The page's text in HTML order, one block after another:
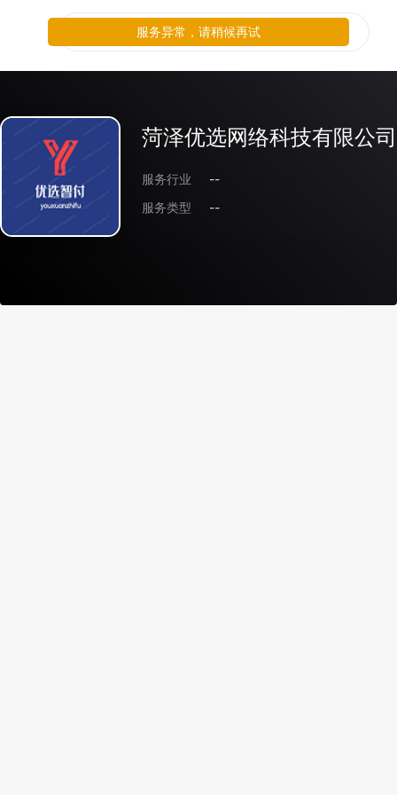
菏泽优选网络科技有限公司
服务行业
--
服务类型
--
服务异常，请稍候再试